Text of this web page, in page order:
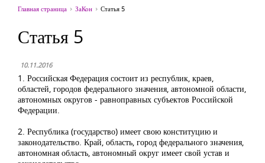
Главная страница ЗаКон Статья 5
Статья 5
10.11.2016
1. Российская Федерация состоит из республик, краев,
областей, городов федерального значения, автономной области,
автономных округов - равноправных субъектов Российской
Федерации.
2. Республика (государство) имеет свою конституцию и
законодательство. Край, область, город федерального значения,
автономная область, автономный округ имеет свой устав и